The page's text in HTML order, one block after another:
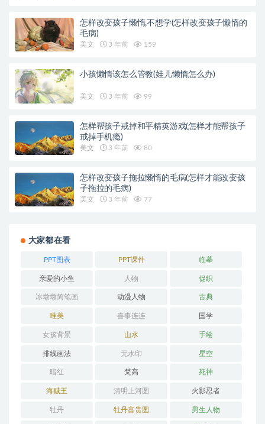
怎样改变孩子懒惰,不想学(怎样改变孩子懒惰的
毛病)
美文 3 年前 159
小孩懒惰该怎么管教(娃儿懒惰怎么办)
美文 3 年前 99
怎样帮孩子戒掉和平精英游戏(怎样才能帮孩子
戒掉手机瘾)
美文 3 年前 80
怎样改变孩子拖拉懒惰的毛病(怎样才能改变孩
子拖拉的毛病)
美文 3 年前 77
大家都在看
PPT图表 PPT课件 临摹
亲爱的小鱼 人物 促织
冰墩墩简笔画 动漫人物 古典
唯美 喜事连连 国学
女孩背景 山水 手绘
排线画法 无水印 星空
暗红 梵高 死神
海贼王 清明上河图 火影忍者
牡丹 牡丹富贵图 男生人物